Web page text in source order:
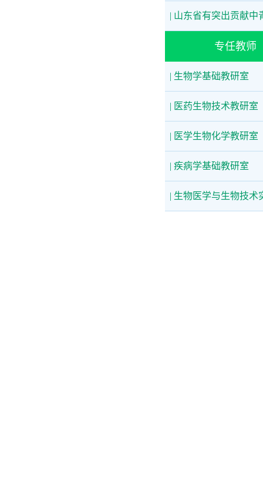
| 山东省有突出贡献中
专任教师
| 生物学基础教研室
| 医药生物技术教研室
| 医学生物化学教研室
| 疾病学基础教研室
| 生物医学与生物技术